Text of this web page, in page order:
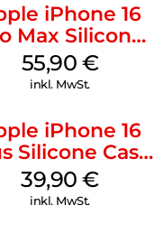
iPhone 16
Max Silicone
Case MagSafe
Stone Gray
55,90 €
inkl. MwSt.
iPhone 16
Silicone Case
Plum
39,90€
inkl. MwSt.